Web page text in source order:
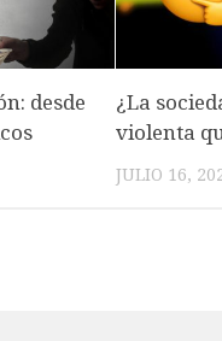
desde
¿La
violenta
JULIO 16,